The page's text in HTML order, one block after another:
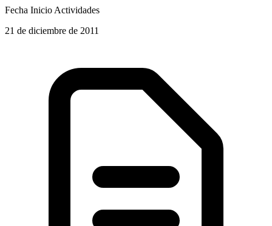
Fecha Inicio Actividades
21 de diciembre de 2011